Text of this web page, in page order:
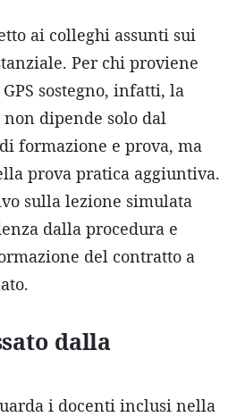
ai colleghi assunti sui
Per chi proviene
sostegno, infatti, la
dipende solo dal
formazione e prova, ma
prova pratica aggiuntiva.
sulla lezione simulata
dalla procedura e
del contratto a
dalla
i docenti inclusi nella